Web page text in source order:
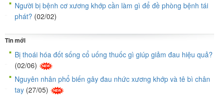
Người bị bệnh cơ xương khớp cần làm gì để đề phòng bệnh tái
phát? (02/02)
Tin mới
Bị thoái hóa đốt sống cổ uống thuốc gì giúp giảm đau hiệu quả?
(02/06)
Nguyên nhân phổ biến gây đau nhức xương khớp và tê bì chân
tay (27/05)